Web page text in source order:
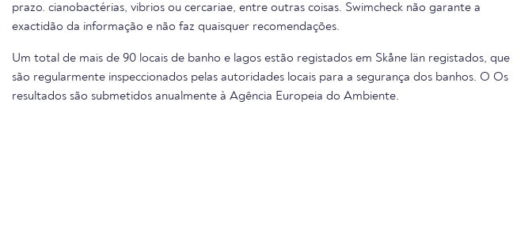
prazo. cianobactérias, vibrios ou cercariae, entre outras coisas. Swimcheck não garante a
exactidão da informação e não faz quaisquer recomendações.
Um total de mais de 90 locais de banho e lagos estão registados em Skåne län registados, que
são regularmente inspeccionados pelas autoridades locais para a segurança dos banhos. O Os
resultados são submetidos anualmente à Agência Europeia do Ambiente.